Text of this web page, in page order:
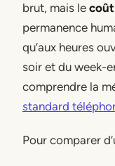
brut, mais le coût
permanence
qu’aux heures
soir et du week-
comprendre la
standard
Pour comparer